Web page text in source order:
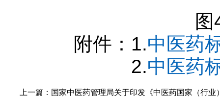
附件：1.中医药
2.中医药
上一篇： 国家中医药管理局关于印发《中医药国家（行业）